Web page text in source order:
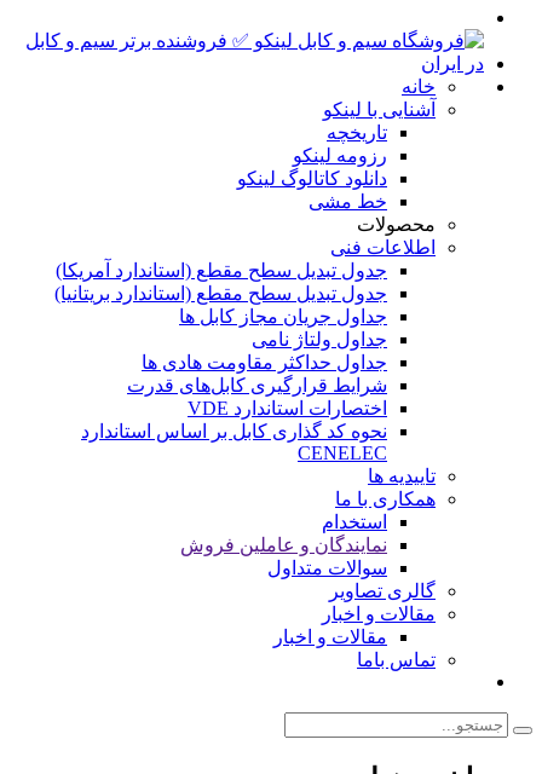
خانه
آشنایی با لینکو
تاریخچه
رزومه لینکو
دانلود کاتالوگ لینکو
خط مشی
محصولات
اطلاعات فنی
جدول تبدیل سطح مقطع (استاندارد آمریکا)
جدول تبدیل سطح مقطع (استاندارد بریتانیا)
جداول جریان مجاز کابل ها
جداول ولتاژ نامی
جداول حداکثر مقاومت هادی ها
شرایط قرارگیری کابل‌های قدرت
اختصارات استاندارد VDE
نحوه کد گذاری کابل بر اساس استاندارد
CENELEC
تاییدیه ها
همکاری با ما
استخدام
نمایندگان و عاملین فروش
سوالات متداول
گالری تصاویر
مقالات و اخبار
مقالات و اخبار
تماس باما